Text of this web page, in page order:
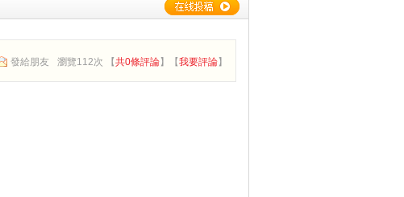
發給朋友 瀏覽112次 【共0條評論】【我要評論】